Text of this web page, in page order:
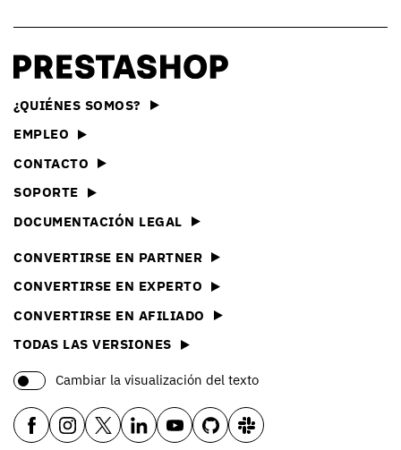
¿QUIÉNES SOMOS?
EMPLEO
CONTACTO
SOPORTE
DOCUMENTACIÓN LEGAL
CONVERTIRSE EN PARTNER
CONVERTIRSE EN EXPERTO
CONVERTIRSE EN AFILIADO
TODAS LAS VERSIONES
Cambiar la visualización del texto